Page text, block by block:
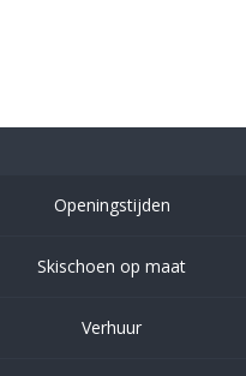
Openingstijden
Skischoen op maat
Verhuur